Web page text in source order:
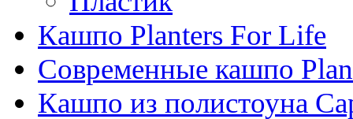
Кашпо Planters For Life
Современные кашпо
Кашпо из полистоуна